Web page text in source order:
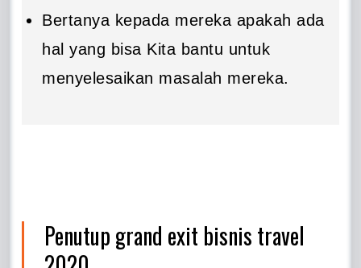
Bertanya kepada mereka apakah ada
hal yang bisa Kita bantu untuk
menyelesaikan masalah mereka.
Penutup grand exit bisnis travel